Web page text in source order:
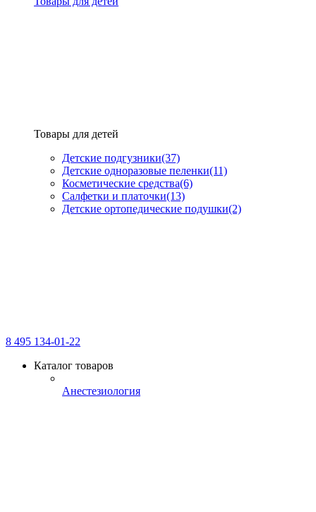
Товары для детей
Детские подгузники(37)
Детские одноразовые пеленки(11)
Косметические средства(6)
Салфетки и платочки(13)
Детские ортопедические подушки(2)
8 495 134-01-22
Каталог товаров
Анестезиология